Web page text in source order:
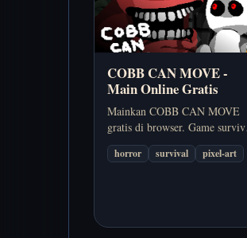
COBB CAN MOVE -
Main Online Gratis
Mainkan COBB CAN MOVE
gratis di browser. Game
horror di mana aturannya terus
berubah — hindari Cobb, baca
horror survival pixel-art